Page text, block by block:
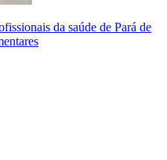
da saúde de Pará de